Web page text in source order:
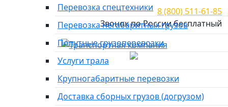
Город отправки
8 (800) 511-61-85
Звонок по России бесплатный
Перевозка спецтехники
Перевозка негабаритных грузов
Попутные грузоперевозки
Услуги трала
Крупногабаритные перевозки
Доставка сборных грузов (догрузом)
Тарифы»Грузоперевозки из Альметьевска в